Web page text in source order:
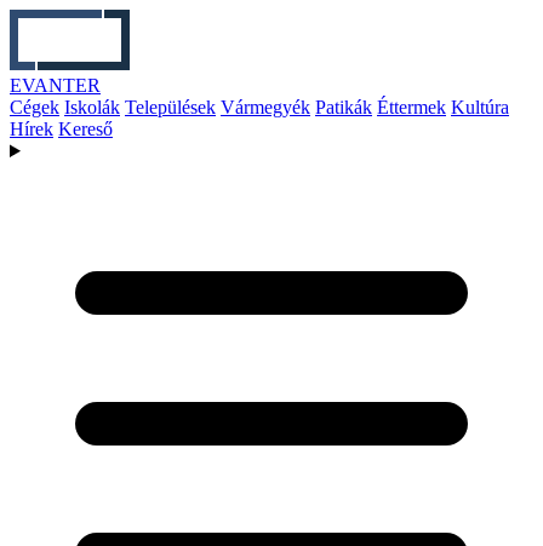
EVANTER
Cégek Iskolák Települések Vármegyék Patikák Éttermek Kultúra
Hírek Kereső